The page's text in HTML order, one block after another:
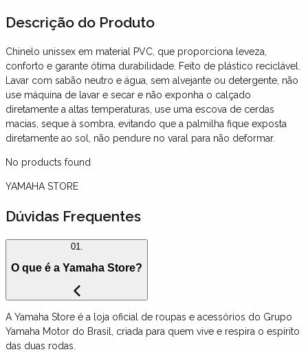
Descrição do Produto
Chinelo unissex em material PVC, que proporciona leveza,
conforto e garante ótima durabilidade. Feito de plástico reciclável.
Lavar com sabão neutro e água, sem alvejante ou detergente, não
use máquina de lavar e secar e não exponha o calçado
diretamente a altas temperaturas, use uma escova de cerdas
macias, seque à sombra, evitando que a palmilha fique exposta
diretamente ao sol, não pendure no varal para não deformar.
No products found
YAMAHA STORE
Dúvidas Frequentes
01.
O que é a Yamaha Store?
A Yamaha Store é a loja oficial de roupas e acessórios do Grupo
Yamaha Motor do Brasil, criada para quem vive e respira o espírito
das duas rodas.